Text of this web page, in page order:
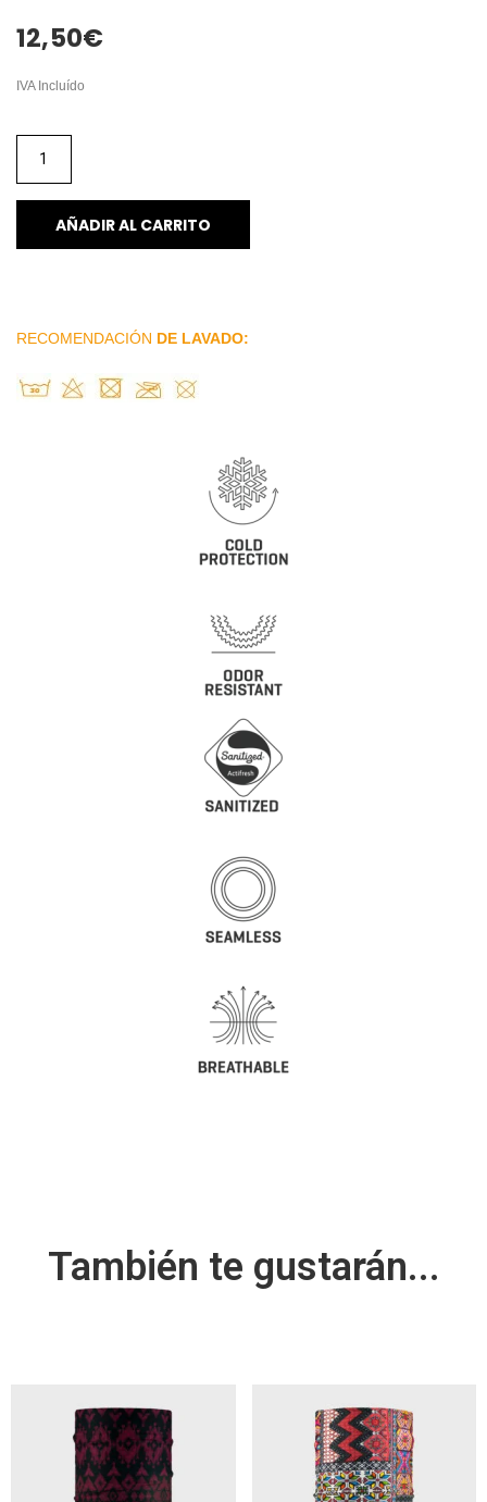
12,50€
IVA Incluído
AÑADIR AL CARRITO
RECOMENDACIÓN DE LAVADO:
También te gustarán...